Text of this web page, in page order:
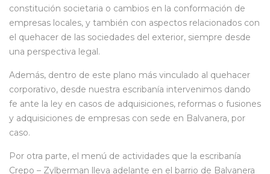
constitución societaria o cambios en la conformación de
empresas locales, y también con aspectos relacionados con
el quehacer de las sociedades del exterior, siempre desde
una perspectiva legal.
Además, dentro de este plano más vinculado al quehacer
corporativo, desde nuestra escribanía intervenimos dando
fe ante la ley en casos de adquisiciones, reformas o fusiones
y adquisiciones de empresas con sede en Balvanera, por
caso.
Por otra parte, el menú de actividades que la escribanía
Crepo – Zylberman lleva adelante en el barrio de Balvanera